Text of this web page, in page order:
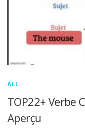
ALL
TOP22+ Verbe
Aperçu